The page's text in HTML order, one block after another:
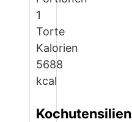
1
Torte
Kalorien
5688
kcal
Kochutensilien